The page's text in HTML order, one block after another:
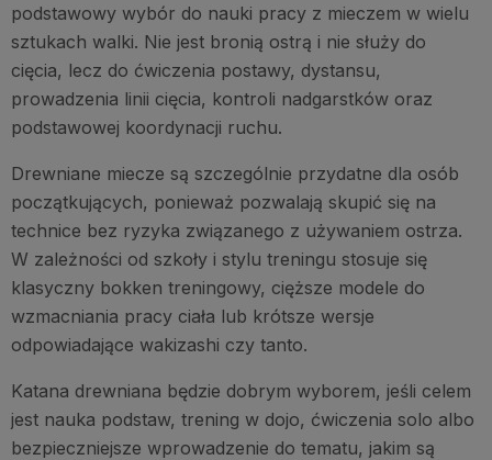
podstawowy wybór do nauki pracy z mieczem w wielu
sztukach walki. Nie jest bronią ostrą i nie służy do
cięcia, lecz do ćwiczenia postawy, dystansu,
prowadzenia linii cięcia, kontroli nadgarstków oraz
podstawowej koordynacji ruchu.
Drewniane miecze są szczególnie przydatne dla osób
początkujących, ponieważ pozwalają skupić się na
technice bez ryzyka związanego z używaniem ostrza.
W zależności od szkoły i stylu treningu stosuje się
klasyczny bokken treningowy, cięższe modele do
wzmacniania pracy ciała lub krótsze wersje
odpowiadające wakizashi czy tanto.
Katana drewniana będzie dobrym wyborem, jeśli celem
jest nauka podstaw, trening w dojo, ćwiczenia solo albo
bezpieczniejsze wprowadzenie do tematu, jakim są